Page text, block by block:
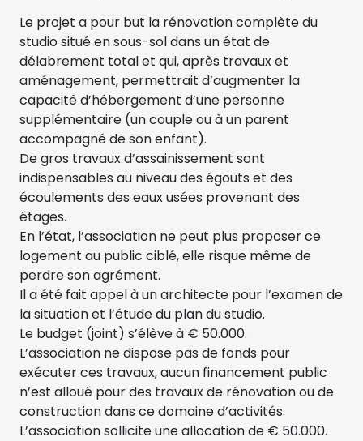
Le projet a pour but la rénovation complète du
studio situé en sous-sol dans un état de
délabrement total et qui, après travaux et
aménagement, permettrait d’augmenter la
capacité d’hébergement d’une personne
supplémentaire (un couple ou à un parent
accompagné de son enfant).
De gros travaux d’assainissement sont
indispensables au niveau des égouts et des
écoulements des eaux usées provenant des
étages.
En l’état, l’association ne peut plus proposer ce
logement au public ciblé, elle risque même de
perdre son agrément.
Il a été fait appel à un architecte pour l’examen de
la situation et l’étude du plan du studio.
Le budget (joint) s’élève à € 50.000.
L’association ne dispose pas de fonds pour
exécuter ces travaux, aucun financement public
n’est alloué pour des travaux de rénovation ou de
construction dans ce domaine d’activités.
L’association sollicite une allocation de € 50.000.